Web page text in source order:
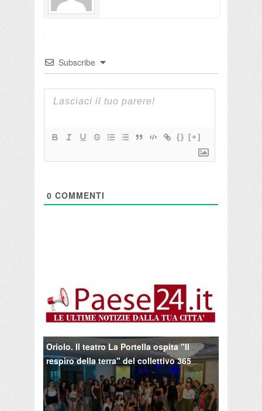
Subscribe
{} [+]
0 COMMENTI
Oriolo. Il teatro La Portella ospita "Il
respiro della terra" del collettivo 365